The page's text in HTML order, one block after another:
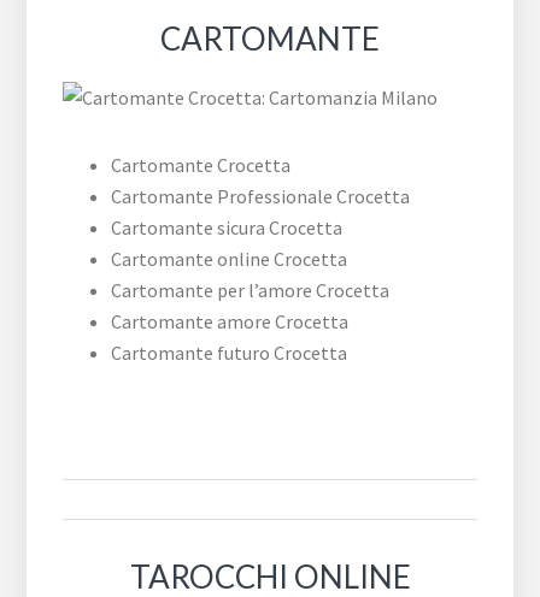
CARTOMANTE
Cartomante Crocetta
Cartomante Professionale Crocetta
Cartomante sicura Crocetta
Cartomante online Crocetta
Cartomante per l’amore Crocetta
Cartomante amore Crocetta
Cartomante futuro Crocetta
TAROCCHI ONLINE